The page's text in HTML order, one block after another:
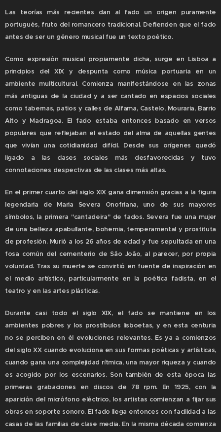
Las teorías más recientes dan al fado un origen puramente
portugués, fruto del romancero tradicional. Defienden que el fado
antes de ser un género musical fue un texto poético.
Como expresión musical propiamente dicha, surge en Lisboa a
principios del XIX y despunta como música portuaria en un
ambiente multicultural. Comienza manifestándose en las zonas
más antiguas de la ciudad y a ser cantado en espacios sociales
como tabernas, patios y calles de Alfama, Castelo, Mouraria, Barrio
Alto y Madragoa. El fado estaba entonces basado en versos
populares que reflejaban el estado del alma de aquellas gentes
que vivían una cotidianidad difícil. Desde sus orígenes quedó
ligado a las clases sociales más desfavorecidas y tuvo
connotaciones despectivas de las clases más altas.
En el primer cuarto del siglo XIX gana dimensión gracias a la figura
legendaria de Maria Severa Onofriana, uno de sus mayores
símbolos, la primera "cantadeira" de fados. Severa fue una mujer
de una belleza apabullante, bohemia, temperamental y prostituta
de profesión. Murió a los 26 años de edad y fue sepultada en una
fosa común del cementerio de São João, al parecer, por propia
voluntad. Tras su muerte se convirtió en fuente de inspiración en
el medio artístico, particularmente en la poética fadista, en el
teatro y en las artes plásticas.
Durante casi todo el siglo XIX, el fado se mantiene en los
ambientes pobres y los prostíbulos lisboetas, y en esta centuria
no se perciben en él evoluciones relevantes. Es ya a comienzos
del siglo XX cuando evoluciona en sus formas poéticas y artísticas,
cuando gana una complejidad rítmica, una mayor riqueza y cuando
es acogido por los escenarios. Son también de esta época las
primeras grabaciones en discos de 78 rpm. En 1925, con la
aparición del micrófono eléctrico, los artistas comienzan a fijar sus
obras en soporte sonoro. El fado llega entonces con facilidad a las
casas de las familias de clase media. En la misma década comienza